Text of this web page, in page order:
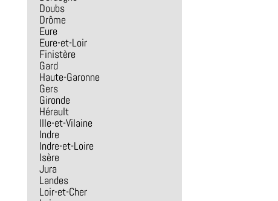
Doubs
Drôme
Eure
Eure-et-Loir
Finistère
Gard
Haute-Garonne
Gers
Gironde
Hérault
Ille-et-Vilaine
Indre
Indre-et-Loire
Isère
Jura
Landes
Loir-et-Cher